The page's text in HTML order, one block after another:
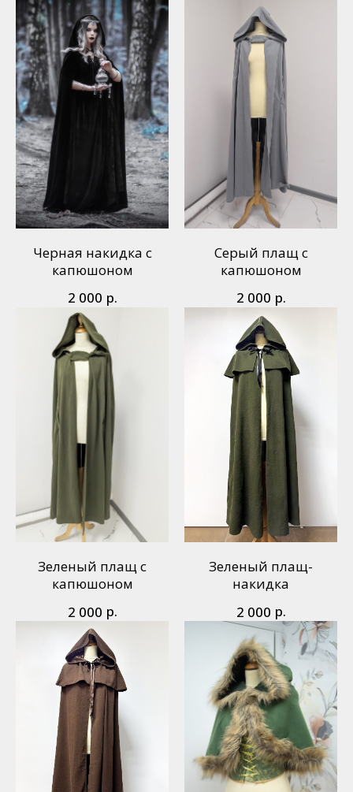
Черная накидка с
капюшоном
2 000 р.
Серый плащ с
капюшоном
2 000 р.
Зеленый плащ с
капюшоном
2 000 р.
Зеленый плащ-
накидка
2 000 р.